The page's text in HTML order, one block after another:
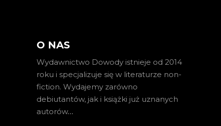
O NAS
Wydawnictwo Dowody istnieje od 2014
roku i specjalizuje się w literaturze non-
fiction. Wydajemy zarówno
debiutantów, jak i książki już uznanych
autorów…